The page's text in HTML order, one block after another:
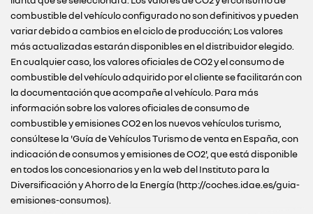
combustible del vehículo configurado no son definitivos y pueden
variar debido a cambios en el ciclo de producción; Los valores
más actualizadas estarán disponibles en el distribuidor elegido.
En cualquier caso, los valores oficiales de CO2 y el consumo de
combustible del vehículo adquirido por el cliente se facilitarán con
la documentación que acompañe al vehículo. Para más
información sobre los valores oficiales de consumo de
combustible y emisiones CO2 en los nuevos vehículos turismo,
consúltese la 'Guía de Vehículos Turismo de venta en España, con
indicación de consumos y emisiones de CO2', que está disponible
en todos los concesionarios y en la web del Instituto para la
Diversificación y Ahorro de la Energía (http://coches.idae.es/guia-
emisiones-consumos).